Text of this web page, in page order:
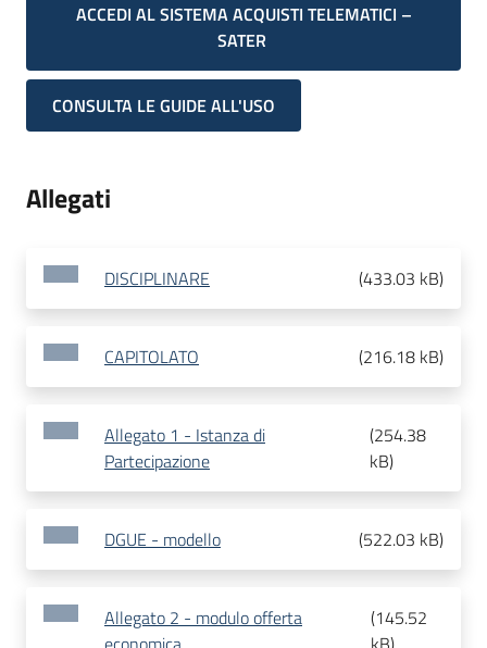
ACCEDI AL SISTEMA ACQUISTI TELEMATICI –
SATER
CONSULTA LE GUIDE ALL'USO
Allegati
DISCIPLINARE (433.03 kB)
CAPITOLATO (216.18 kB)
Allegato 1 - Istanza di
Partecipazione
(254.38
kB)
DGUE - modello (522.03 kB)
Allegato 2 - modulo offerta
(145.52